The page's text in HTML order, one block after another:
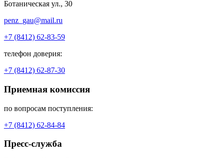
Ботаническая ул., 30
penz_gau@mail.ru
+7 (8412) 62-83-59
телефон доверия:
+7 (8412) 62-87-30
Приемная комиссия
по вопросам поступления:
+7 (8412) 62-84-84
Пресс-служба